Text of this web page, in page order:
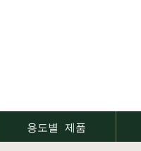
용도별 제품